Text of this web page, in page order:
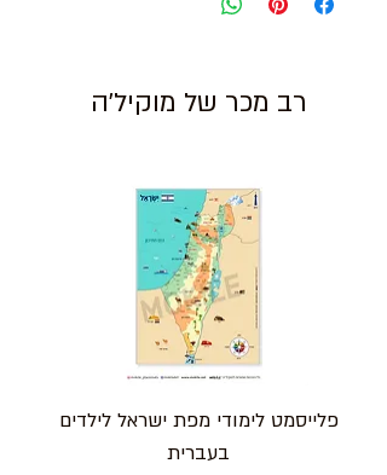
רב מכר של מוקיל'ה
פלייסמט לימודי מפת ישראל לילדים
בעברית